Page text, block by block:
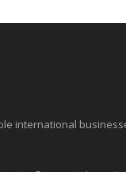
international